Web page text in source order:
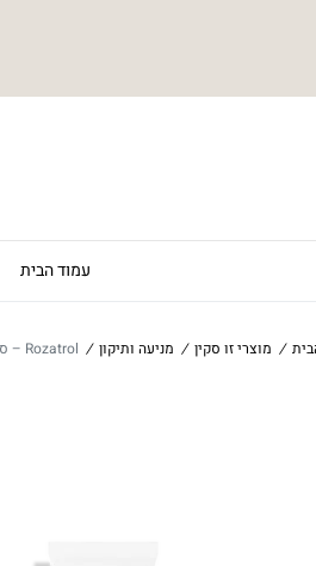
עמוד הבית
/ מוצרי זו סקין/ מניעה ותיקון/Rozatrol – סרום הרגעה (20 מ"ל)